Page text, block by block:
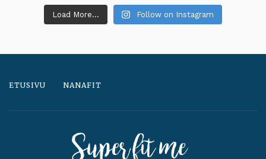
Load More... Follow on Instagram
ETUSIVU NANAFIT